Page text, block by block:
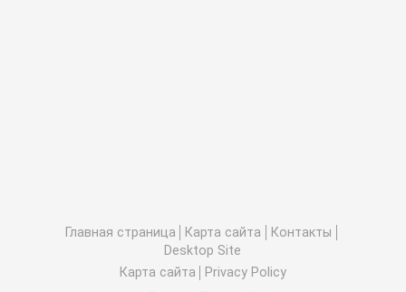
Главная страница Карта сайта
Контакты
Desktop Site
Карта сайта
Privacy Policy